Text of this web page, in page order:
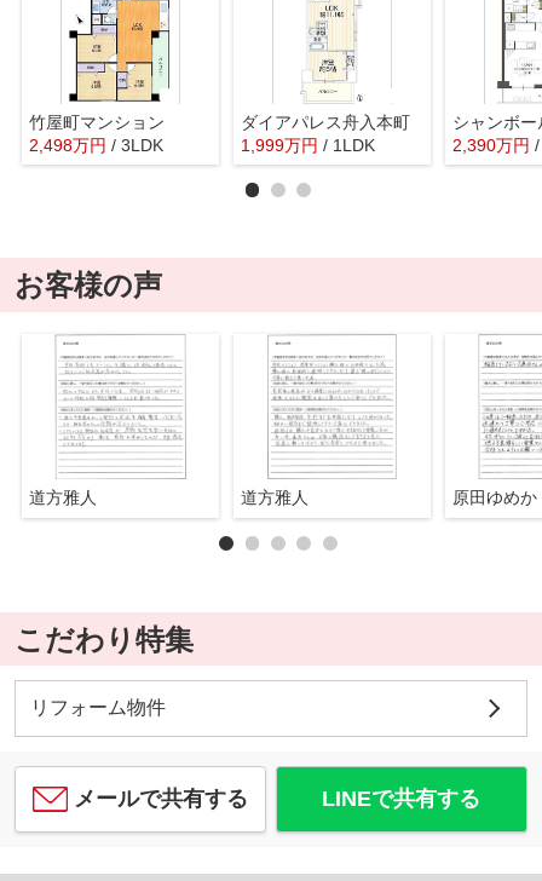
竹屋町マンション
2,498万円 / 3LDK
ダイアパレス舟入本町
1,999万円 / 1LDK
シャンボー
2,390万円
お客様の声
道方雅人 道方雅人 原田ゆめか
こだわり特集
リフォーム物件
メールで共有する LINEで共有する